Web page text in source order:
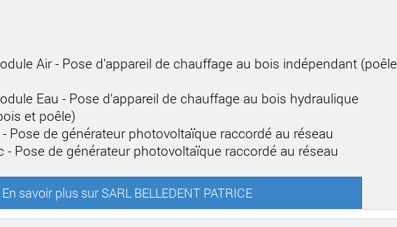
Air - Pose d'appareil de chauffage au bois indépendant (poêle
Eau - Pose d'appareil de chauffage au bois hydraulique
et poêle)
- Pose de générateur photovoltaïque raccordé au réseau
- Pose de générateur photovoltaïque raccordé au réseau
En savoir plus sur SARL BELLEDENT PATRICE